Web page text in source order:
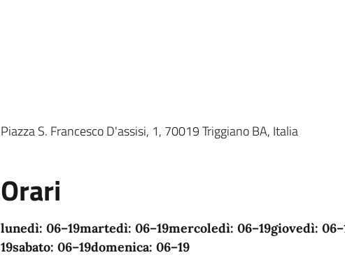
Piazza S. Francesco D'assisi, 1, 70019 Triggiano BA, Italia
Orari
lunedì: 06–19martedì: 06–19mercoledì: 06–19giovedì:
19sabato: 06–19domenica: 06–19